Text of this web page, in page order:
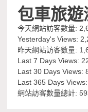
包車旅
今天網站訪客數量:
Yesterday's Views:
昨天網站訪客數量:
Last 7 Days Views:
Last 30 Days Views:
Last 365 Days
網站訪客數量總計: